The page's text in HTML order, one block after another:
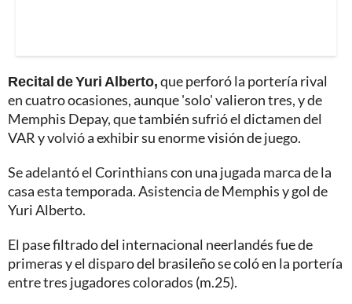
Recital de Yuri Alberto,que perforó la portería rival
en cuatro ocasiones, aunque 'solo' valieron tres, y de
Memphis Depay, que también sufrió el dictamen del
VAR y volvió a exhibir su enorme visión de juego.
Se adelantó el Corinthians con una jugada marca de la
casa esta temporada. Asistencia de Memphis y gol de
Yuri Alberto.
El pase filtrado del internacional neerlandés fue de
primeras y el disparo del brasileño se coló en la portería
entre tres jugadores colorados (m.25).